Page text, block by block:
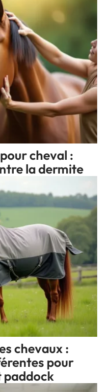
cheval :
la dermite
chevaux :
pour
paddock